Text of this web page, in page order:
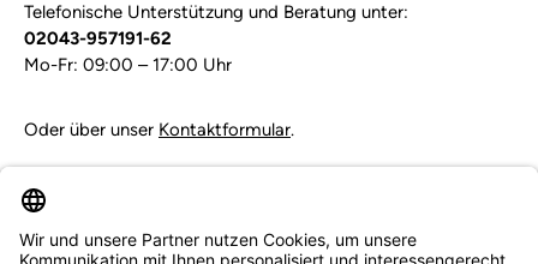
Telefonische Unterstützung und Beratung unter:
02043-957191-62
Mo-Fr: 09:00 – 17:00 Uhr
Oder über unser Kontaktformular.